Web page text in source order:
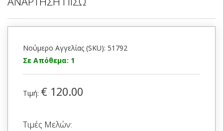
Νούμερο Αγγελίας (SKU): 51792
Σε Απόθεμα: 1
Τιμή: € 120.00
Τιμές Μελών: